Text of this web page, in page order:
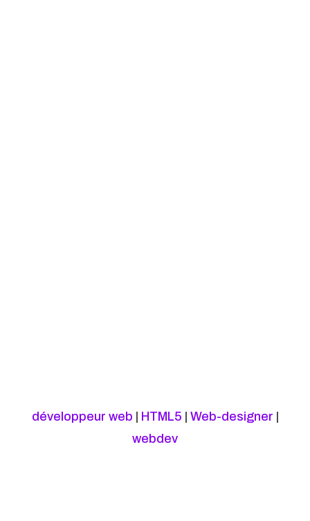
développeur web | HTML5 | Web-designer |
webdev